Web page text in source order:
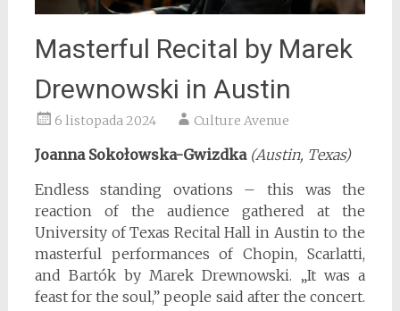
Masterful Recital by Marek
Drewnowski in Austin
6 listopada 2024 Culture Avenue
Joanna Sokołowska-Gwizdka (Austin, Texas)
Endless standing ovations – this was the
reaction of the audience gathered at the
University of Texas Recital Hall in Austin to the
masterful performances of Chopin, Scarlatti,
and Bartók by Marek Drewnowski. „It was a
feast for the soul,” people said after the concert.